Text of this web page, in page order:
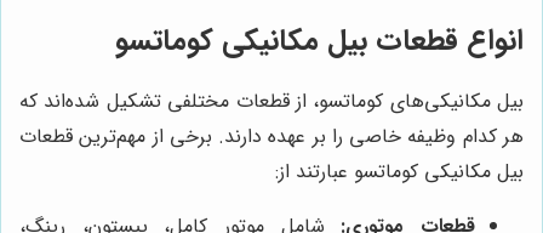
انواع قطعات بیل مکانیکی کوماتسو
بیل مکانیکی‌های کوماتسو، از قطعات مختلفی تشکیل شده‌اند که
هر کدام وظیفه خاصی را بر عهده دارند. برخی از مهم‌ترین قطعات
بیل مکانیکی کوماتسو عبارتند از:
قطعات موتوری: شامل موتور کامل، پیستون، رینگ،